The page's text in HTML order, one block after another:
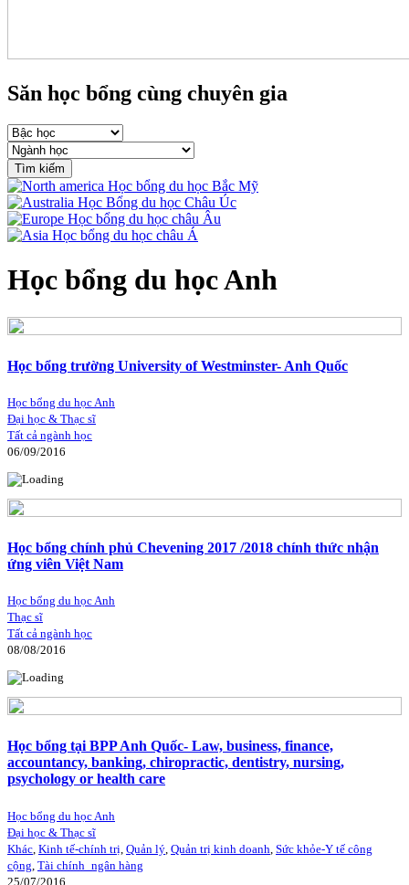
Săn học bổng cùng chuyên gia
Tìm kiếm
Học bổng du học Bắc Mỹ
Học Bổng du học Châu Úc
Học bổng du học châu Âu
Học bổng du học châu Á
Học bổng du học Anh
Học bổng trường University of Westminster- Anh Quốc
Học bổng du học Anh
Đại học & Thạc sĩ
Tất cả ngành học
06/09/2016
Học bổng chính phủ Chevening 2017 /2018 chính thức nhận
ứng viên Việt Nam
Học bổng du học Anh
Thạc sĩ
Tất cả ngành học
08/08/2016
Học bổng tại BPP Anh Quốc- Law, business, finance,
accountancy, banking, chiropractic, dentistry, nursing,
psychology or health care
Học bổng du học Anh
Đại học & Thạc sĩ
Khác Kinh tế-chính trị Quản lý Quản trị kinh doanh Sức khỏe-Y tế công
cộng Tài chính_ngân hàng
25/07/2016